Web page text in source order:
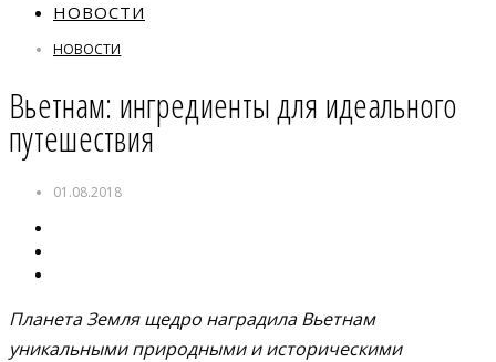
НОВОСТИ
НОВОСТИ
Вьетнам: ингредиенты для идеального
путешествия
01.08.2018
Планета Земля щедро наградила Вьетнам
уникальными природными и историческими